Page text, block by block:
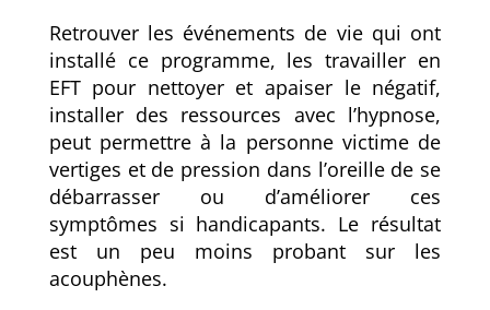
Retrouver les événements de vie qui ont
installé ce programme, les travailler en
EFT pour nettoyer et apaiser le négatif,
installer des ressources avec l’hypnose,
peut permettre à la personne victime de
vertiges et de pression dans l’oreille de se
débarrasser ou d’améliorer ces
symptômes si handicapants. Le résultat
est un peu moins probant sur les
acouphènes.